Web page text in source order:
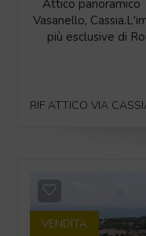
Attico panoramico
Vasanello,
più esclusive di
RIF ATTICO VIA
VENDITA